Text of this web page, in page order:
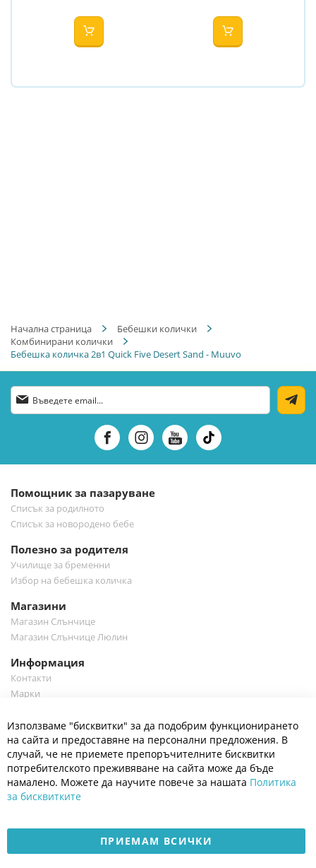
Начална страница
Бебешки колички
Комбинирани колички
Бебешка количка 2в1 Quick Five Desert Sand - Muuvo
Абонирай
се
бюлетин:
Помощник за пазаруване
Списък за родилното
Списък за новородено бебе
Полезно за родителя
Училище за бременни
Избор на бебешка количка
Магазини
Магазин Слънчице
Магазин Слънчице Люлин
Информация
Контакти
Марки
Полезно
Общи условия
Политика за поверителност
Платформа за OPC
Доставка и плащане
Използваме "бисквитки" за да подобрим функционирането
на сайта и предоставяне на персонални предложения. В
случай, че не приемете препоръчителните бисквитки
потребителското преживяване на сайта може да бъде
намалено. Можете да научите повече за нашата Политика
за бисквитките
ПРИЕМАМ ВСИЧКИ